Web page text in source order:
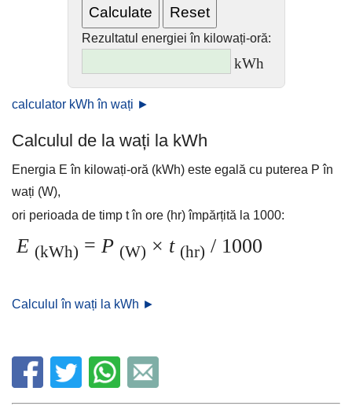
Rezultatul energiei în kilowați-oră:
kWh
calculator kWh în wați ►
Calculul de la wați la kWh
Energia E în kilowați-oră (kWh) este egală cu puterea P în
wați (W),
ori perioada de timp t în ore (hr) împărțită la 1000:
E (kWh) = P (W) × t (hr) / 1000
Calculul în wați la kWh ►